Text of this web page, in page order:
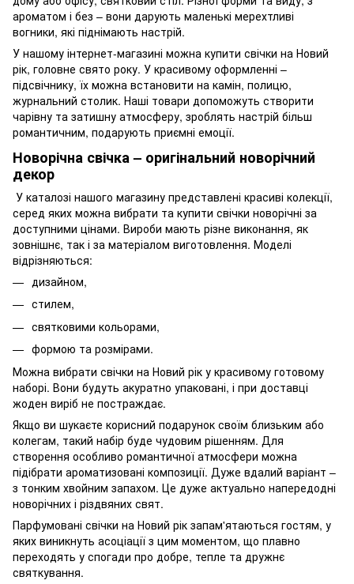
ароматом і без – вони дарують маленькі мерехтливі
вогники, які піднімають настрій.
У нашому інтернет-магазині можна купити свічки на Новий
рік, головне свято року. У красивому оформленні –
підсвічнику, їх можна встановити на камін, полицю,
журнальний столик. Наші товари допоможуть створити
чарівну та затишну атмосферу, зроблять настрій більш
романтичним, подарують приємні емоції.
Новорічна свічка – оригінальний новорічний
декор
У каталозі нашого магазину представлені красиві колекції,
серед яких можна вибрати та купити свічки новорічні за
доступними цінами. Вироби мають різне виконання, як
зовнішнє, так і за матеріалом виготовлення. Моделі
відрізняються:
дизайном,
стилем,
святковими кольорами,
формою та розмірами.
Можна вибрати свічки на Новий рік у красивому готовому
наборі. Вони будуть акуратно упаковані, і при доставці
жоден виріб не постраждає.
Якщо ви шукаєте корисний подарунок своїм близьким або
колегам, такий набір буде чудовим рішенням. Для
створення особливо романтичної атмосфери можна
підібрати ароматизовані композиції. Дуже вдалий варіант –
з тонким хвойним запахом. Це дуже актуально напередодні
новорічних і різдвяних свят.
Парфумовані свічки на Новий рік запам'ятаються гостям, у
яких виникнуть асоціації з цим моментом, що плавно
переходять у спогади про добре, тепле та дружнє
святкування.